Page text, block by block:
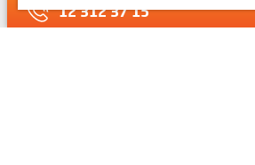
12 312 37 15
KONTAKT